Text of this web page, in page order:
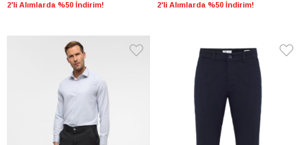
2'li Alımlarda %50 İndirim! 2'li Alımlarda %50 İndirim!